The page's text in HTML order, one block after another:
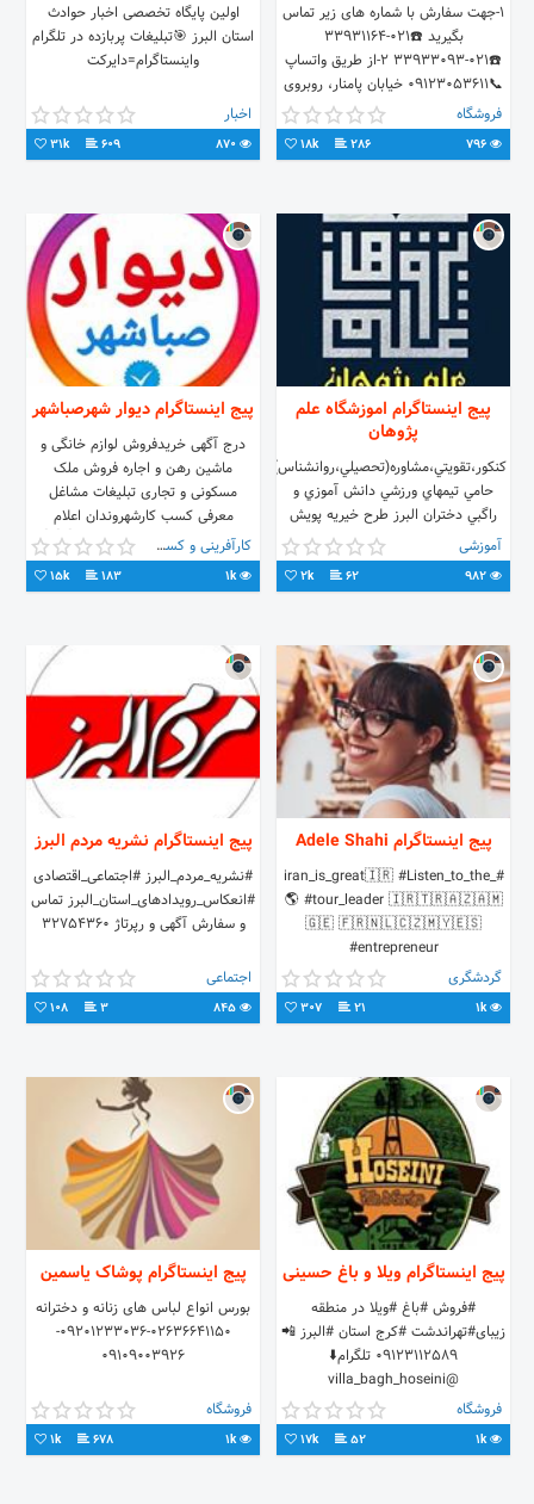
۱-جهت سفارش با شماره های زیر تماس
بگیرید ☎️۰۲۱-۳۳۹۳۱۱۶۴
☎️۰۲۱-۳۳۹۳۳۰۹۳ ۲-از طریق واتساپ
📞۰۹۱۲۳۰۵۳۶۱۱ خیابان پامنار، روبروی
مسجد کاشانی، پلاک ۳۰۹فروشگاه
286
18k
اولین پایگاه تخصصی اخبار حوادث
استان البرز 🎯تبلیغات پربازده در تلگرام
واینستاگرام=دایرکت
اخبار
609
31k
پیج اینستاگرام اموزشگاه علم
پژوهان
كنكور،تقويتي،مشاوره(تحصيلي،روانشناس)زبان
حامي تيمهاي ورزشي دانش آموزي و
راگبي دختران البرز طرح خيريه پويش
علم پژوهان(با حمايت مهندس
پورجباري)
آموزشی
62
2k
پیج اینستاگرام دیوار شهرصباشهر
درج آگهی خریدفروش لوازم خانگی و
ماشین رهن و اجاره فروش ملک
مسکونی و تجاری تبلیغات مشاغل
معرفی کسب کارشهروندان اعلام
مراسمات اطلاعیه های صباشهر👇👇👇
کارآفرینی و کسب و کار
1k
183
15k
پیج اینستاگرام Adele Shahi
#iran_is_great🇮🇷 #Listen_to_the_
🌎 #tour_leader 🇮🇷🇹🇷🇦🇿🇦🇲
🇬🇪 🇫🇷🇳🇱🇨🇿🇲🇾🇪🇸
#entrepreneur
Shahi.adele@gmail.comگردشگری
1k
21
307
پیج اینستاگرام نشریه مردم البرز
#نشریه_مردم_البرز #اجتماعی_اقتصادی
#انعکاس_رویدادهای_استان_البرز تماس
و سفارش آگهی و رپرتاژ 32754360
اجتماعی
3
108
پیج اینستاگرام ویلا و باغ حسینی
#فروش #باغ #ویلا در منطقه
زیبای#تهراندشت #کرج استان #البرز 📲
09123112589 تلگرام⬇️
@villa_bagh_hoseini
فروشگاه
1k
52
17k
پیج اینستاگرام پوشاک یاسمین
بورس انواع لباس های زنانه و دخترانه
02636641150-09201233036-
09109003926
فروشگاه
1k
678
1k